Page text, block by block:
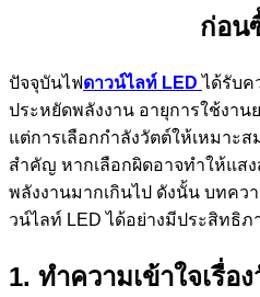
ก่อน
ปัจจุบันไฟดาวน์ไลท์ LED ได้รับค
ประหยัดพลังงาน อายุการใช้งาน
แต่การเลือกกำลังวัตต์ให้เหมาะ
สำคัญ หากเลือกผิดอาจทำให้แสง
พลังงานมากเกินไป ดังนั้น บทคว
วน์ไลท์ LED ได้อย่างมีประสิทธิ
1. ทำความเข้าใจเรื่อ